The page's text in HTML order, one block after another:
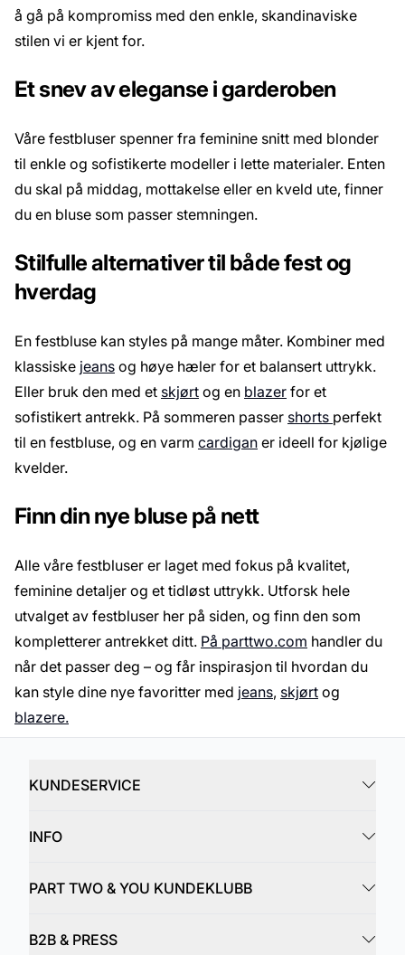
å gå på kompromiss med den enkle, skandinaviske
stilen vi er kjent for.
Et snev av eleganse i garderoben
Våre festbluser spenner fra feminine snitt med blonder
til enkle og sofistikerte modeller i lette materialer. Enten
du skal på middag, mottakelse eller en kveld ute, finner
du en bluse som passer stemningen.
Stilfulle alternativer til både fest og
hverdag
En festbluse kan styles på mange måter. Kombiner med
klassiske jeans og høye hæler for et balansert uttrykk.
Eller bruk den med et skjørt og en blazer for et
sofistikert antrekk. På sommeren passer shorts perfekt
til en festbluse, og en varm cardigan er ideell for kjølige
kvelder.
Finn din nye bluse på nett
Alle våre festbluser er laget med fokus på kvalitet,
feminine detaljer og et tidløst uttrykk. Utforsk hele
utvalget av festbluser her på siden, og finn den som
kompletterer antrekket ditt. På parttwo.com handler du
når det passer deg – og får inspirasjon til hvordan du
kan style dine nye favoritter med jeans, skjørt og
blazere.
KUNDESERVICE
INFO
PART TWO & YOU KUNDEKLUBB
B2B & PRESS